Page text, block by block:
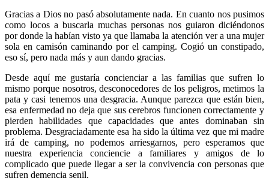
Gracias a Dios no pasó absolutamente nada. En cuanto nos pusimos
como locos a buscarla muchas personas nos guiaron diciéndonos
por donde la habían visto ya que llamaba la atención ver a una mujer
sola en camisón caminando por el camping. Cogió un constipado,
eso sí, pero nada más y aun dando gracias.
Desde aquí me gustaría concienciar a las familias que sufren lo
mismo porque nosotros, desconocedores de los peligros, metimos la
pata y casi tenemos una desgracia. Aunque parezca que están bien,
esa enfermedad no deja que sus cerebros funcionen correctamente y
pierden habilidades que capacidades que antes dominaban sin
problema. Desgraciadamente esa ha sido la última vez que mi madre
irá de camping, no podemos arriesgarnos, pero esperamos que
nuestra experiencia conciencie a familiares y amigos de lo
complicado que puede llegar a ser la convivencia con personas que
sufren demencia senil.